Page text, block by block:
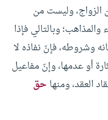
الزواج، وليست من
وبالتالي فإذا
وشروطه، فإنّ نفاذه لا
أو عدمها، وإنّ مفاعيل
العقد، ومنهاحق